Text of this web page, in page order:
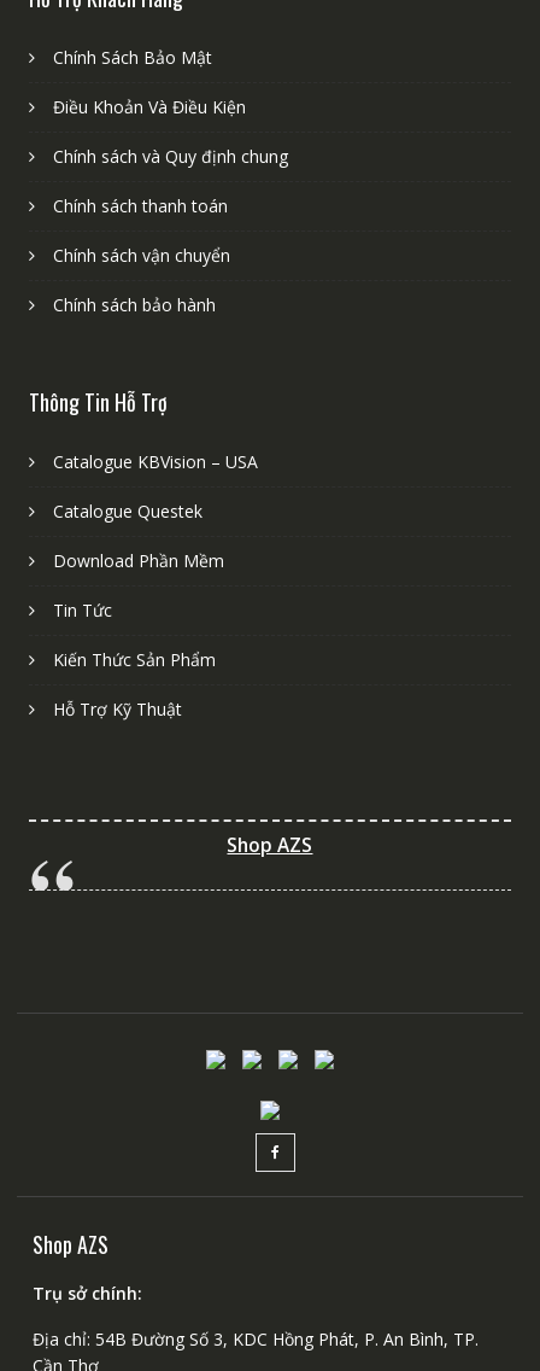
Chính Sách Bảo Mật
Điều Khoản Và Điều Kiện
Chính sách và Quy định chung
Chính sách thanh toán
Chính sách vận chuyển
Chính sách bảo hành
Thông Tin Hỗ Trợ
Catalogue KBVision – USA
Catalogue Questek
Download Phần Mềm
Tin Tức
Kiến Thức Sản Phẩm
Hỗ Trợ Kỹ Thuật
Shop AZS
Shop AZS
Trụ sở chính:
Địa chỉ: 54B Đường Số 3, KDC Hồng Phát, P. An Bình, TP.
Cần Thơ